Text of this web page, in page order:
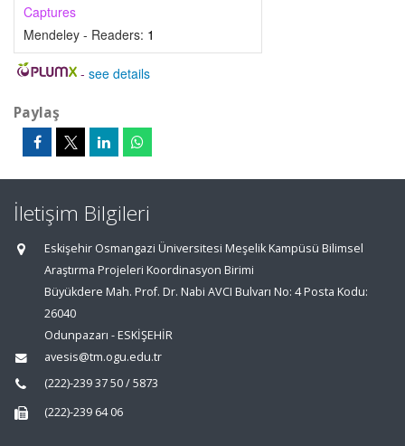
Captures
Mendeley - Readers: 1
- see details
Paylaş
İletişim Bilgileri
Eskişehir Osmangazi Üniversitesi Meşelik Kampüsü Bilimsel
Araştırma Projeleri Koordinasyon Birimi
Büyükdere Mah. Prof. Dr. Nabi AVCI Bulvarı No: 4 Posta Kodu:
26040
Odunpazarı - ESKİŞEHİR
avesis@tm.ogu.edu.tr
(222)-239 37 50 / 5873
(222)-239 64 06